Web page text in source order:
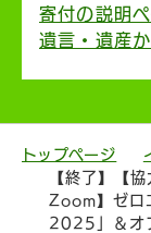
寄付の説明
遺言・遺産
トップページ
【終了】【
Zoom】ゼロ
2025」＆オ